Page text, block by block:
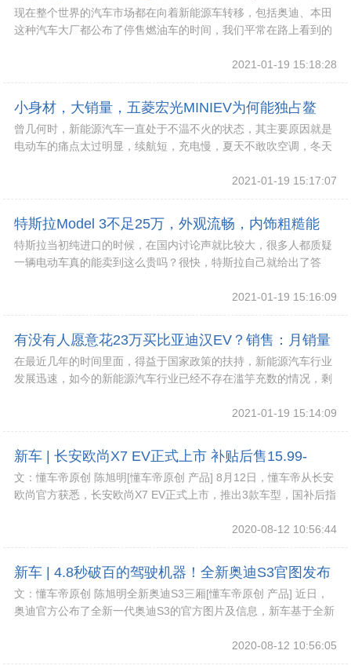
取代油车吗？
现在整个世界的汽车市场都在向着新能源车转移，包括奥迪、本田
这种汽车大厂都公布了停售燃油车的时间，我们平常在路上看到的
2021-01-19 15:18:28
小身材，大销量，五菱宏光MINIEV为何能独占鳌
头？
曾几何时，新能源汽车一直处于不温不火的状态，其主要原因就是
电动车的痛点太过明显，续航短，充电慢，夏天不敢吹空调，冬天
2021-01-19 15:17:07
特斯拉Model 3不足25万，外观流畅，内饰粗糙能
忍？
特斯拉当初纯进口的时候，在国内讨论声就比较大，很多人都质疑
一辆电动车真的能卖到这么贵吗？很快，特斯拉自己就给出了答
2021-01-19 15:16:09
有没有人愿意花23万买比亚迪汉EV？销售：月销量
告诉你答案
在最近几年的时间里面，得益于国家政策的扶持，新能源汽车行业
发展迅速，如今的新能源汽车行业已经不存在滥竽充数的情况，剩
2021-01-19 15:14:09
新车 | 长安欧尚X7 EV正式上市 补贴后售15.99-
17.99万元
文：懂车帝原创 陈旭明[懂车帝原创 产品] 8月12日，懂车帝从长安
欧尚官方获悉，长安欧尚X7 EV正式上市，推出3款车型，国补后指
2020-08-12 10:56:44
新车 | 4.8秒破百的驾驶机器！全新奥迪S3官图发布
文：懂车帝原创 陈旭明全新奥迪S3三厢[懂车帝原创 产品] 近日，
奥迪官方公布了全新一代奥迪S3的官方图片及信息，新车基于全新
2020-08-12 10:56:05